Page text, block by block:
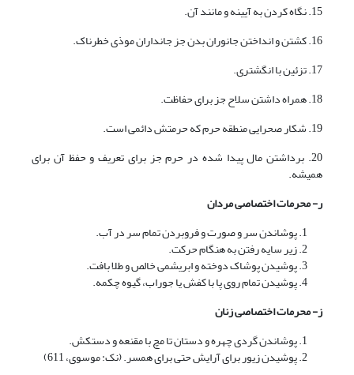
15. نگاه کردن به آیینه و مانند آن.
16. کشتن و انداختن جانوران بدن جز جانداران موذی خطرناک.
17. تزئین با انگشتری.
18. همراه داشتن سلاح جز برای حفاظت.
19. شکار صحرایی منطقه حرم که حرمتش دائمی است.
20. برداشتن مال پیدا شده در حرم جز برای تعریف و حفظ آن برای
همیشه.
ر- محرمات اختصاصی مردان
پوشاندن سر و صورت و فروبردن تمام سر در آب.
زیر سایه رفتن به هنگام حرکت.
پوشیدن پوشاک دوخته و ابریشمی خالص و طلا بافت.
پوشیدن تمام روی پا با کفش یا جوراب، گیوه چکمه.
ز- محرمات اختصاصی زنان
پوشاندن گردی چهره و دستان تا مچ با مقنعه و دستکش.
پوشیدن زیور برای آرایش حتی برای همسر. (نک: موسوی، 611)